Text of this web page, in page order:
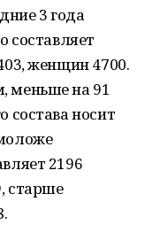
3 года
составляет
женщин 4700.
меньше на 91
состава носит
2196
старше